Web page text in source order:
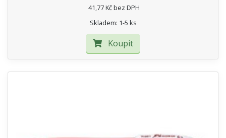
41,77 Kč bez DPH
Skladem: 1-5 ks
Koupit